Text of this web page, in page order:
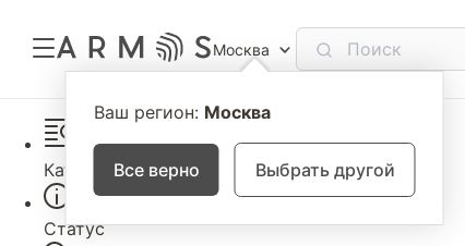
Москва
Ваш регион: Москва
Все верно Выбрать другой
Каталог
Статус